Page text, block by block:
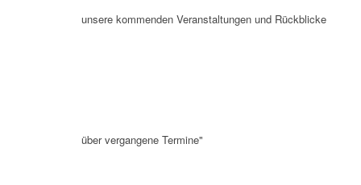
unsere kommenden Veranstaltungen und Rückblicke
über vergangene Termine"